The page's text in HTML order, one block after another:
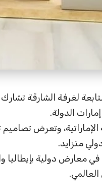
لغرفة الشارقة
الإماراتية، وتعرض
متزايد.
معارض دولية بإيطاليا